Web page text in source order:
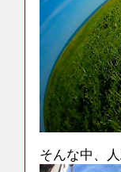
そんな中、